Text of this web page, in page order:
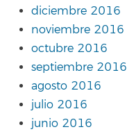
diciembre 2016
noviembre 2016
octubre 2016
septiembre 2016
agosto 2016
julio 2016
junio 2016